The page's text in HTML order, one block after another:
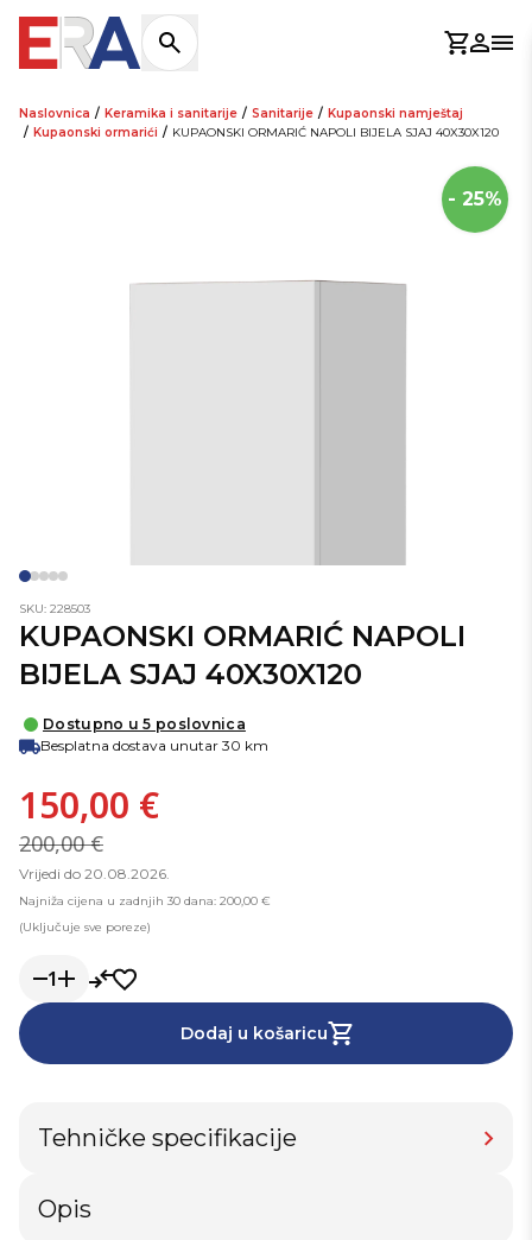
Košarica
Naslovnica / Keramika i sanitarije / Sanitarije / Kupaonski namještaj
/ Kupaonski ormarići / KUPAONSKI ORMARIĆ NAPOLI BIJELA SJAJ 40X30X120
- 25%
SKU: 228503
KUPAONSKI ORMARIĆ NAPOLI
BIJELA SJAJ 40X30X120
Dostupno u 5 poslovnica
Besplatna dostava unutar 30 km
150,00 €
200,00 €
Vrijedi do 20.08.2026.
Najniža cijena u zadnjih 30 dana: 200,00 €
(Uključuje sve poreze)
1
Dodaj u košaricu
Tehničke specifikacije
Opis